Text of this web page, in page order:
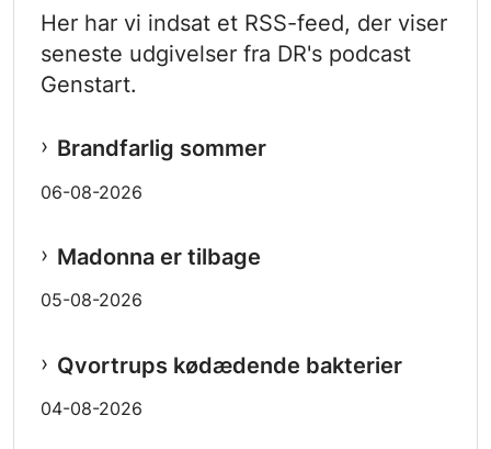
Her har vi indsat et RSS-feed, der viser
seneste udgivelser fra DR's podcast
Genstart.
Brandfarlig sommer
06-08-2026
Madonna er tilbage
05-08-2026
Qvortrups kødædende bakterier
04-08-2026